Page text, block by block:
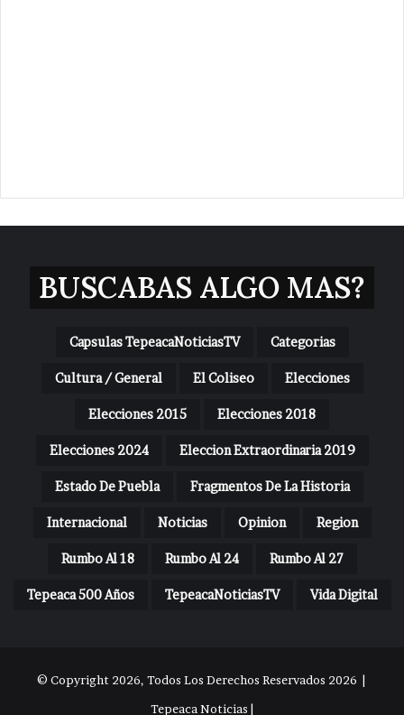
BUSCABAS ALGO MAS?
Capsulas TepeacaNoticiasTV Categorias
Cultura / General El Coliseo Elecciones
Elecciones 2015 Elecciones 2018
Elecciones 2024 Eleccion Extraordinaria 2019
Estado De Puebla Fragmentos De La Historia
Internacional Noticias Opinion Region
Rumbo Al 18 Rumbo Al 24 Rumbo Al 27
Tepeaca 500 Años TepeacaNoticiasTV Vida Digital
© Copyright 2026, Todos Los Derechos Reservados 2026 |
Tepeaca Noticias |